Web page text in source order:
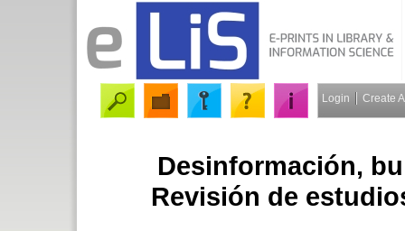
Login Create
Desinformación,
Revisión de